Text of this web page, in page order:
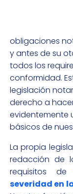
obligaciones
y antes de su
todos los
conformidad.
legislación
derecho a
evidentemente
básicos de
La propia
redacción de
requisitos de
severidad en